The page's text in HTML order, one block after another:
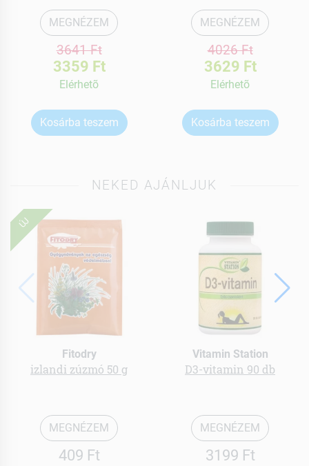
MEGNÉZEM
3641 Ft
3359 Ft
Elérhetõ
Kosárba teszem
MEGNÉZEM
4026 Ft
3629 Ft
Elérhetõ
Kosárba teszem
NEKED AJÁNLJUK
ÚJ
Fitodry
izlandi zúzmó 50 g
MEGNÉZEM
409 Ft
Vitamin Station
D3-vitamin 90 db
MEGNÉZEM
3199 Ft